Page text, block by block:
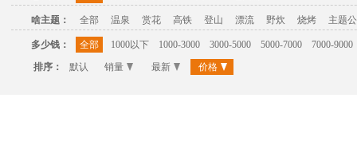
啥主题： 全部 温泉 赏花 高铁 登山 漂流 野炊 烧烤 主题
多少钱： 全部 1000以下 1000-3000 3000-5000 5000-7000
7000-9000
排序：
默认 销量 最新 价格